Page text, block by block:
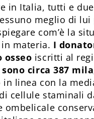
in Italia, tutti e
meglio di lui
com’è la
materia. I
osseo iscritti al
sono circa 387 mila
in linea con la
cellule staminali
ombelicale